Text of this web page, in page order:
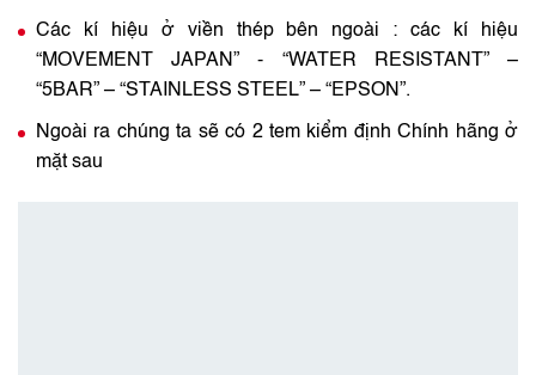
Các kí hiệu ở viền thép bên ngoài : các kí hiệu
“MOVEMENT JAPAN” - “WATER RESISTANT” –
“5BAR” – “STAINLESS STEEL” – “EPSON”.
Ngoài ra chúng ta sẽ có 2 tem kiểm định Chính hãng ở
mặt sau